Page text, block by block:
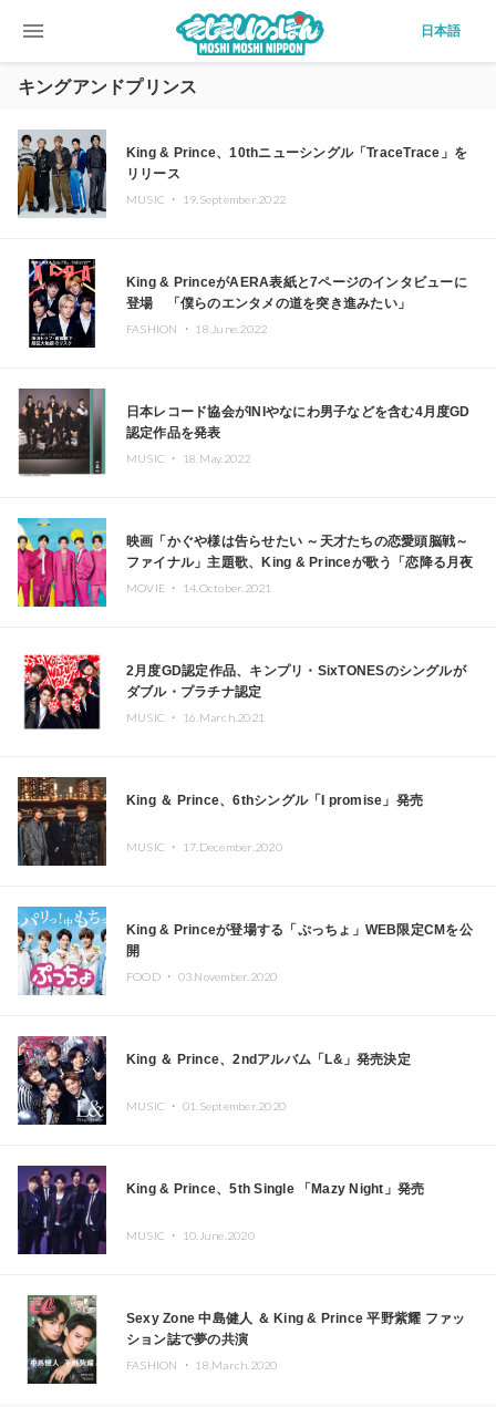
menu 日本語
キングアンドプリンス
King & Prince、10thニューシングル「TraceTrace」を
リリース
MUSIC ・ 19.September.2022
King & PrinceがAERA表紙と7ページのインタビューに
登場 「僕らのエンタメの道を突き進みたい」
FASHION ・ 18.June.2022
日本レコード協会がINIやなにわ男子などを含む4月度GD
認定作品を発表
MUSIC ・ 18.May.2022
映画「かぐや様は告らせたい ～天才たちの恋愛頭脳戦～
ファイナル」主題歌、King & Princeが歌う「恋降る月夜
に君想ふ」発売
MOVIE ・ 14.October.2021
2月度GD認定作品、キンプリ・SixTONESのシングルが
ダブル・プラチナ認定
MUSIC ・ 16.March.2021
King ＆ Prince、6thシングル「I promise」発売
MUSIC ・ 17.December.2020
King & Princeが登場する「ぷっちょ」WEB限定CMを公
開
FOOD ・ 03.November.2020
King ＆ Prince、2ndアルバム「L&」発売決定
MUSIC ・ 01.September.2020
King & Prince、5th Single 「Mazy Night」発売
MUSIC ・ 10.June.2020
Sexy Zone 中島健人 ＆ King & Prince 平野紫耀 ファッ
ション誌で夢の共演
FASHION ・ 18.March.2020